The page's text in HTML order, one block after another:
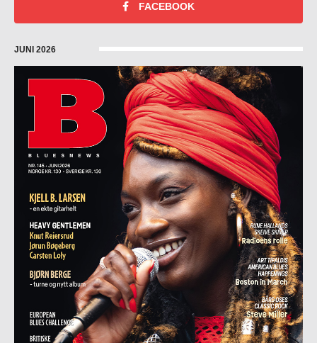
FACEBOOK
JUNI 2026